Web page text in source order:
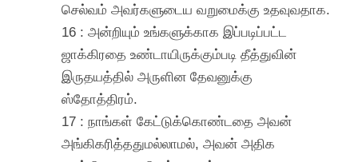
செல்வம் அவர்களுடைய வறுமைக்கு உதவுவதாக.
16 : அன்றியும் உங்களுக்காக இப்படிப்பட்ட
ஜாக்கிரதை உண்டாயிருக்கும்படி தீத்துவின்
இருதயத்தில் அருளின தேவனுக்கு
ஸ்தோத்திரம்.
17 : நாங்கள் கேட்டுக்கொண்டதை அவன்
அங்கிகரித்ததுமல்லாமல், அவன் அதிக